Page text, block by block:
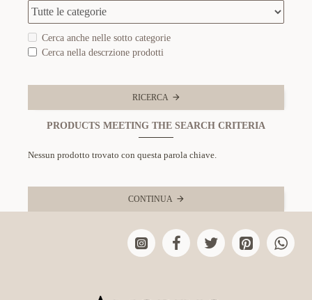
Cerca anche nelle sotto categorie
Cerca nella descrzione prodotti
RICERCA
PRODUCTS MEETING THE SEARCH CRITERIA
Nessun prodotto trovato con questa parola chiave.
CONTINUA